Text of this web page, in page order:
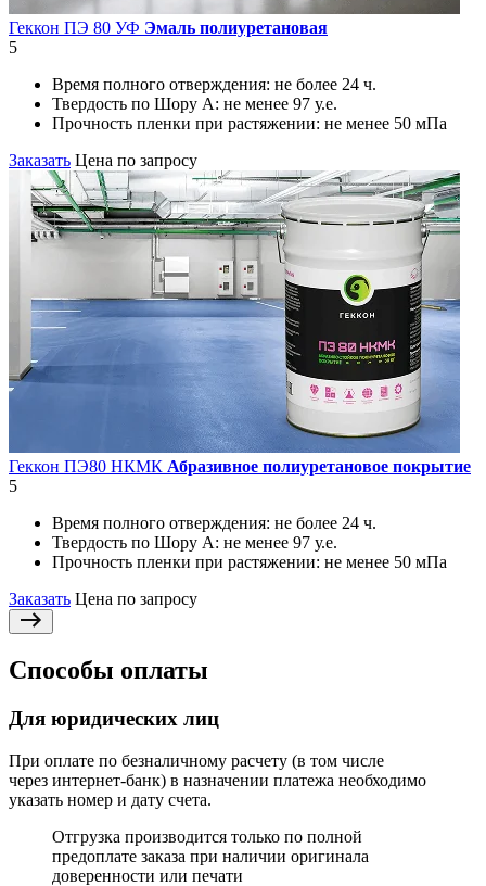
Геккон ПЭ 80 УФ Эмаль полиуретановая
5
Время полного отверждения: не более 24 ч.
Твердость по Шору А: не менее 97 у.е.
Прочность пленки при растяжении: не менее 50 мПа
Заказать Цена по запросу
Геккон ПЭ80 НКМК Абразивное полиуретановое покрытие
5
Время полного отверждения: не более 24 ч.
Твердость по Шору А: не менее 97 у.е.
Прочность пленки при растяжении: не менее 50 мПа
Заказать Цена по запросу
Способы оплаты
Для юридических лиц
При оплате по безналичному расчету (в том числе
через интернет-банк) в назначении платежа необходимо
указать номер и дату счета.
Отгрузка производится только по полной
предоплате заказа при наличии оригинала
доверенности или печати